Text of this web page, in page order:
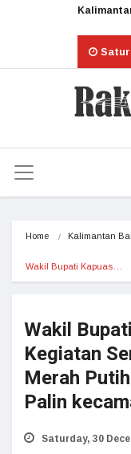
Home Kalimantan
Wakil Bupati Kapuas…
Wakil
Kegiatan
Merah
Palin
Saturday, 30